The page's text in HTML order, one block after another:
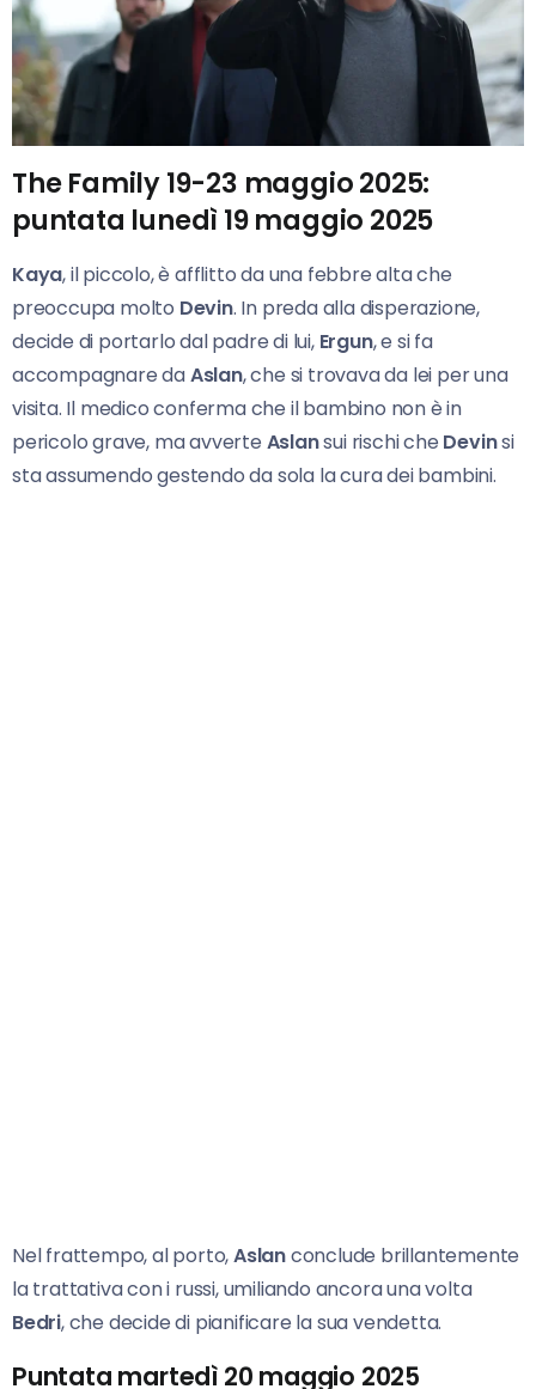
The Family 19-23 maggio 2025:
puntata lunedì 19 maggio 2025
Kaya, il piccolo, è afflitto da una febbre alta che
preoccupa molto Devin. In preda alla disperazione,
decide di portarlo dal padre di lui, Ergun, e si fa
accompagnare daAslan, che si trovava da lei per una
visita. Il medico conferma che il bambino non è in
pericolo grave, ma avverte Aslansui rischi che Devinsi
sta assumendo gestendo da sola la cura dei bambini.
Nel frattempo, al porto,Aslanconclude brillantemente
la trattativa con i russi, umiliando ancora una volta
Bedri, che decide di pianificare la sua vendetta.
Puntata martedì 20 maggio 2025